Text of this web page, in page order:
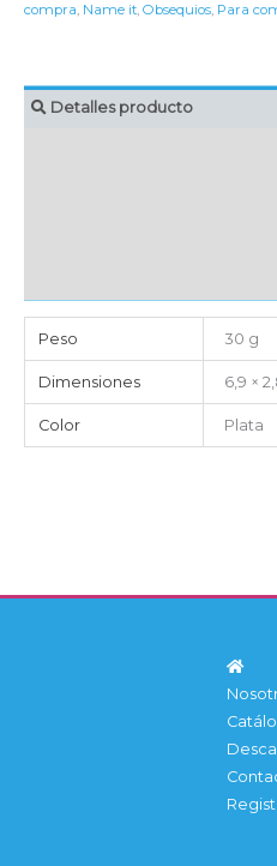
compra, Name it, Obsequios, Para
Detalles producto
Peso 30 g
Dimensiones 6,9 ×
Color Plata